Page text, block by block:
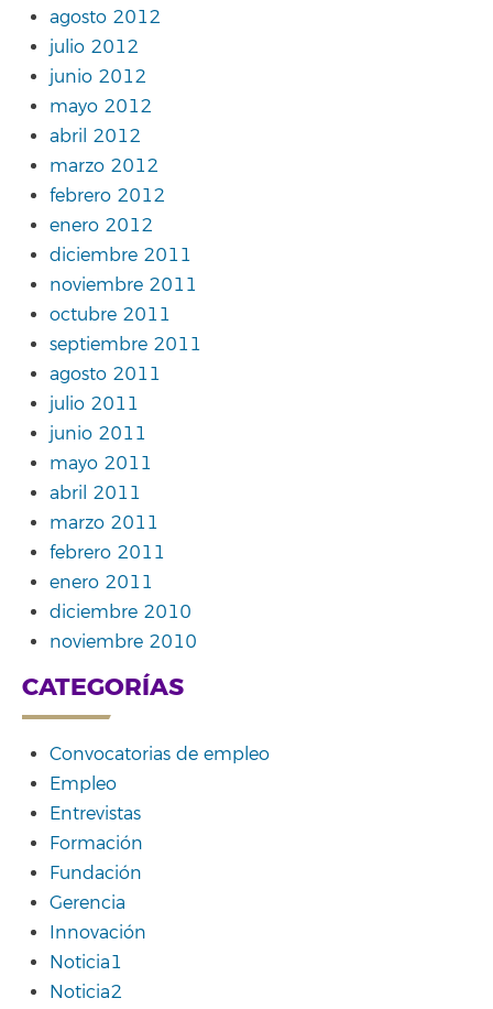
agosto 2012
julio 2012
junio 2012
mayo 2012
abril 2012
marzo 2012
febrero 2012
enero 2012
diciembre 2011
noviembre 2011
octubre 2011
septiembre 2011
agosto 2011
julio 2011
junio 2011
mayo 2011
abril 2011
marzo 2011
febrero 2011
enero 2011
diciembre 2010
noviembre 2010
CATEGORÍAS
Convocatorias de empleo
Empleo
Entrevistas
Formación
Fundación
Gerencia
Innovación
Noticia1
Noticia2